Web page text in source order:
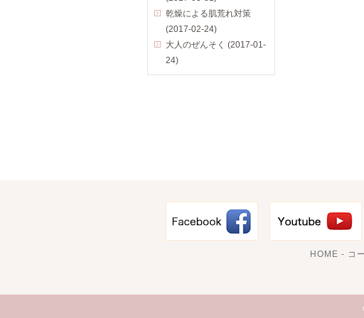
乾燥による肌荒れ対策
(2017-02-24)
大人のぜんそく (2017-01-
24)
HOME - コ